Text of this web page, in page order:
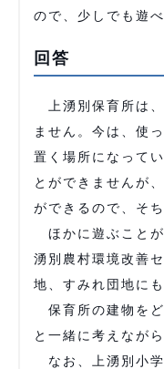
ので、少しでも遊
回答
上湧別保育所は
ません。今は、使
置く場所になって
とができませんが
ができるので、そ
ほかに遊ぶこと
湧別農村環境改善
地、すみれ団地に
保育所の建物を
と一緒に考えなが
なお、上湧別小